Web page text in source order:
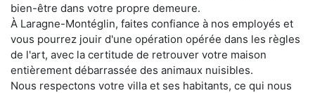
bien-être dans votre propre demeure.
À Laragne-Montéglin, faites confiance à nos employés et
vous pourrez jouir d'une opération opérée dans les règles
de l'art, avec la certitude de retrouver votre maison
entièrement débarrassée des animaux nuisibles.
Nous respectons votre villa et ses habitants, ce qui nous